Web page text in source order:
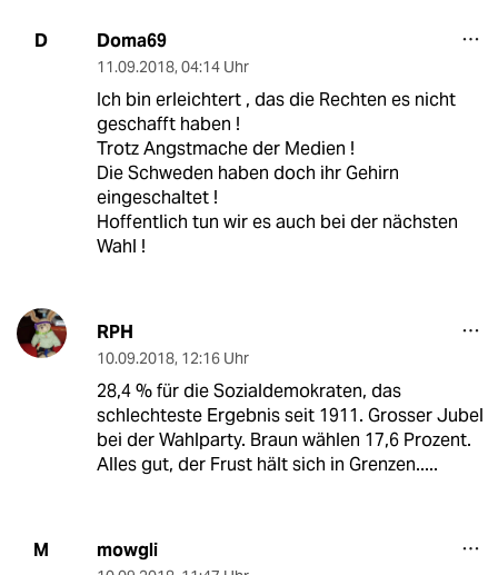
D Doma69
11.09.2018, 04:14 Uhr
Ich bin erleichtert , das die Rechten es nicht
geschafft haben !
Trotz Angstmache der Medien !
Die Schweden haben doch ihr Gehirn
eingeschaltet !
Hoffentlich tun wir es auch bei der nächsten
Wahl !
RPH
10.09.2018, 12:16 Uhr
28,4 % für die Sozialdemokraten, das
schlechteste Ergebnis seit 1911. Grosser Jubel
bei der Wahlparty. Braun wählen 17,6 Prozent.
Alles gut, der Frust hält sich in Grenzen.....
M mowgli